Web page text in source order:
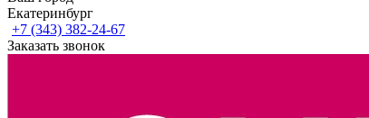
Екатеринбург
+7 (343) 382-24-67
Заказать звонок